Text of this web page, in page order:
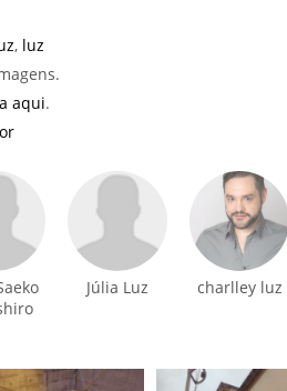
, luz
aqui.
Júlia Luz charlley luz